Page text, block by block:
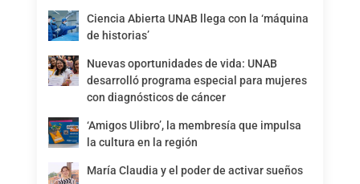
Ciencia Abierta UNAB llega con la ‘máquina
de historias’
Nuevas oportunidades de vida: UNAB
desarrolló programa especial para mujeres
con diagnósticos de cáncer
‘Amigos Ulibro’, la membresía que impulsa
la cultura en la región
María Claudia y el poder de activar sueños